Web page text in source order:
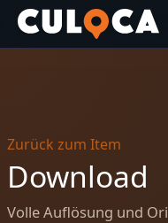
Zurück zum Item
Download
Volle Auflösung und